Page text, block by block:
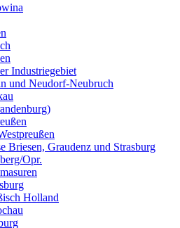
Industriegebiet
und Neudorf-Neubruch
Briesen, Graudenz und Strasburg
Opr.
Holland